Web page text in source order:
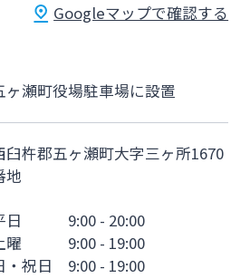
のお客さま
ま
覧
Googleマップで確認する
ヶ瀬町役場駐車場に設置
臼杵郡五ヶ瀬町大字三ヶ所1670
地
日 9:00 - 20:00
曜 9:00 - 19:00
・祝日 9:00 - 19:00